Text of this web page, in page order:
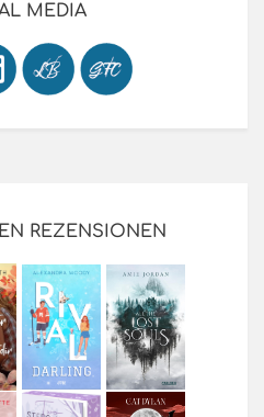
MEDIA
REZENSIONEN